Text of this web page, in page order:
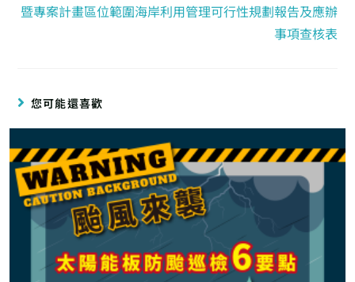
暨專案計畫區位範圍海岸利用管理可行性規劃報告及應辦
事項查核表
您可能還喜歡